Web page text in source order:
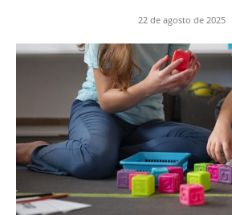
22 de agosto de 2025